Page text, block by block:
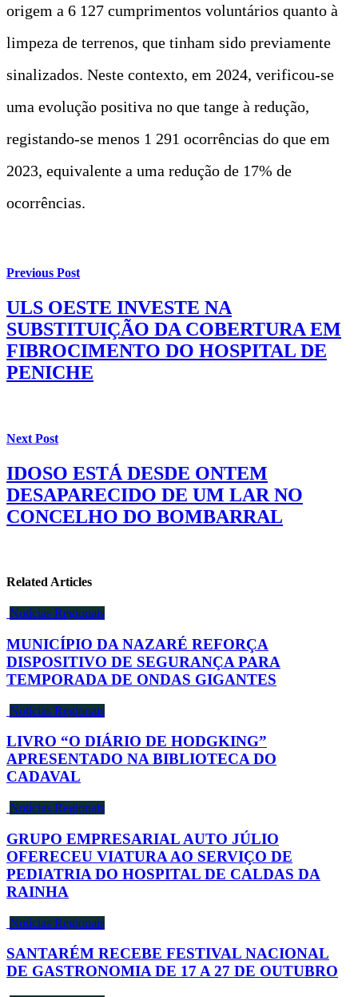
origem a 6 127 cumprimentos voluntários quanto à
limpeza de terrenos, que tinham sido previamente
sinalizados. Neste contexto, em 2024, verificou-se
uma evolução positiva no que tange à redução,
registando-se menos 1 291 ocorrências do que em
2023, equivalente a uma redução de 17% de
ocorrências.
Previous Post
ULS OESTE INVESTE NA
SUBSTITUIÇÃO DA COBERTURA EM
FIBROCIMENTO DO HOSPITAL DE
PENICHE
Next Post
IDOSO ESTÁ DESDE ONTEM
DESAPARECIDO DE UM LAR NO
CONCELHO DO BOMBARRAL
Related Articles
Notícias Regionais
MUNICÍPIO DA NAZARÉ REFORÇA
DISPOSITIVO DE SEGURANÇA PARA
TEMPORADA DE ONDAS GIGANTES
Notícias Regionais
LIVRO “O DIÁRIO DE HODGKING”
APRESENTADO NA BIBLIOTECA DO
CADAVAL
Notícias Regionais
GRUPO EMPRESARIAL AUTO JÚLIO
OFERECEU VIATURA AO SERVIÇO DE
PEDIATRIA DO HOSPITAL DE CALDAS DA
RAINHA
Notícias Regionais
SANTARÉM RECEBE FESTIVAL NACIONAL
DE GASTRONOMIA DE 17 A 27 DE OUTUBRO